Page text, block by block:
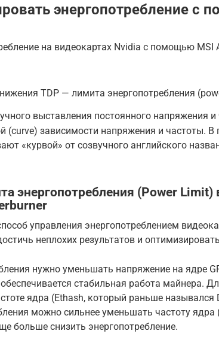
энергопотребление с
на видеокартах Nvidia с помощью
TDP — лимита энергопотребления
выставления постоянного напряжения и
(curve) зависимости напряжения и частоты. В
«курвой» от созвучного английского
энергопотребления (Power Limit)
управления энергопотреблением
неплохих результатов и
нужно уменьшать напряжение на ядре
стабильная работа майнера.
ядра (Ethash, который раньше назывался
можно сильнее уменьшать частоту ядра
больше снизить энергопотребление.